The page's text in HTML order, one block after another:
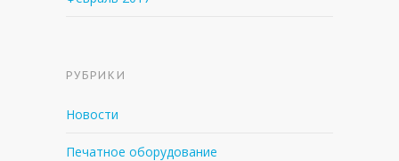
РУБРИКИ
Новости
Печатное оборудование